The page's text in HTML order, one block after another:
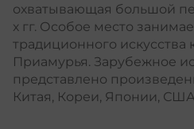
охватывающая большой
х гг. Особое место
традиционного
Приамурья. Зарубежное
представлено
Китая, Кореи, Японии,